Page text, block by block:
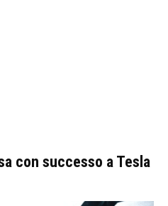
con successo a Tesla